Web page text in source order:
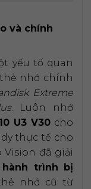
và chính
yếu tố quan
nhớ chính
Extreme
. Luôn nhớ
U3 V30 cho
thực tế cho
Vision đã giải
hành trình bị
nhớ cũ từ